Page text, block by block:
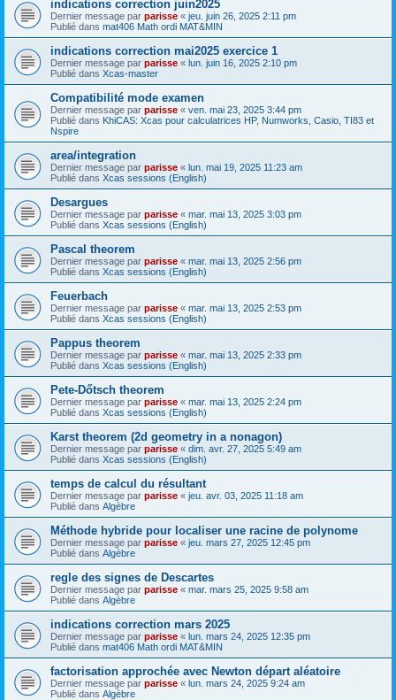
indications correction juin2025
Dernier message par parisse « jeu. juin 26, 2025 2:11 pm
Publié dans mat406 Math ordi MAT&MIN
indications correction mai2025 exercice 1
Dernier message par parisse « lun. juin 16, 2025 2:10 pm
Publié dans Xcas-master
Compatibilité mode examen
Dernier message par parisse « ven. mai 23, 2025 3:44 pm
Publié dans KhiCAS: Xcas pour calculatrices HP, Numworks, Casio, TI83 et
Nspire
area/integration
Dernier message par parisse « lun. mai 19, 2025 11:23 am
Publié dans Xcas sessions (English)
Desargues
Dernier message par parisse « mar. mai 13, 2025 3:03 pm
Publié dans Xcas sessions (English)
Pascal theorem
Dernier message par parisse « mar. mai 13, 2025 2:56 pm
Publié dans Xcas sessions (English)
Feuerbach
Dernier message par parisse « mar. mai 13, 2025 2:53 pm
Publié dans Xcas sessions (English)
Pappus theorem
Dernier message par parisse « mar. mai 13, 2025 2:33 pm
Publié dans Xcas sessions (English)
Pete-Dőtsch theorem
Dernier message par parisse « mar. mai 13, 2025 2:24 pm
Publié dans Xcas sessions (English)
Karst theorem (2d geometry in a nonagon)
Dernier message par parisse « dim. avr. 27, 2025 5:49 am
Publié dans Xcas sessions (English)
temps de calcul du résultant
Dernier message par parisse « jeu. avr. 03, 2025 11:18 am
Publié dans Algèbre
Méthode hybride pour localiser une racine de polynome
Dernier message par parisse « jeu. mars 27, 2025 12:45 pm
Publié dans Algèbre
regle des signes de Descartes
Dernier message par parisse « mar. mars 25, 2025 9:58 am
Publié dans Algèbre
indications correction mars 2025
Dernier message par parisse « lun. mars 24, 2025 12:35 pm
Publié dans mat406 Math ordi MAT&MIN
factorisation approchée avec Newton départ aléatoire
Dernier message par parisse « lun. mars 24, 2025 9:24 am
Publié dans Algèbre